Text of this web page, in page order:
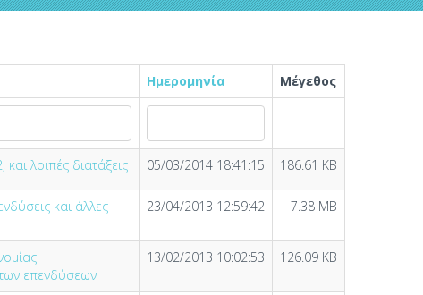
Ημερομηνία Μέγεθος
λοιπές διατάξεις 05/03/2014 18:41:15 186.61 KB
και άλλες
23/04/2013 12:59:42 7.38 MB
επενδύσεων
13/02/2013 10:02:53 126.09 KB